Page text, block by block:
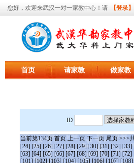
您好，欢迎来武汉一对一家教中心！请 【登录】
首页 请家教 做家教
ID
当前第134页 首页 上一页 下一页 尾页 >>>
[24] [25] [26] [27] [28] [29] [30] [31] [32] [33]
[63] [64] [65] [66] [67] [68] [69] [70] [71] [72]
[101] [102] [103] [104] [105] [106] [107] [108]